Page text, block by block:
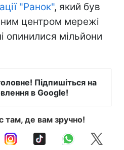
"Ранок", який був
центром мережі
опинилися мільйони
Підпишіться на
в Google!
там, де вам зручно!